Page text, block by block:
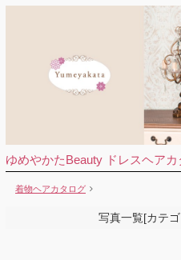
ゆめやかたBeauty ドレスヘアカ
着物ヘアカタログ
写真一覧[カテ